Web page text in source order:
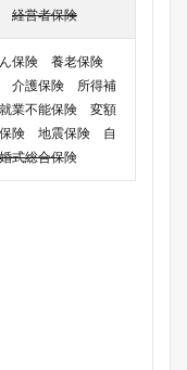
経営者保険
保険 養老保険
介護保険 所得補
業不能保険 変額
険 地震保険 自
式総合保険